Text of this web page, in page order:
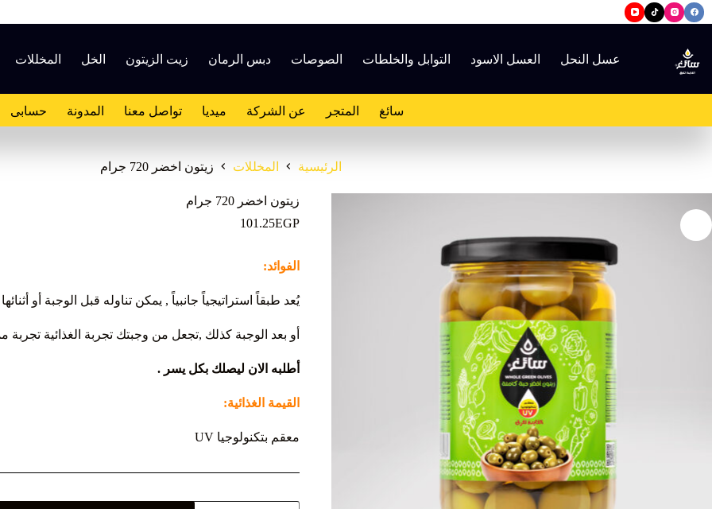
التجاوز
إلى
عسل النحل
العسل الاسود التوابل والخلطات الصوصات دبس الرمان زيت الزيتون الخل المخللات
سائغ المتجر عن الشركة ميديا تواصل معنا المدونة حسابى
الرئيسية المخللات زيتون اخضر 720 جرام
زيتون اخضر 720 جرام
101.25EGP
الفوائد:
يُعد طبقاً استراتيجياً جانبياً , يمكن تناوله قبل الوجبة أو أثنائها
أو بعد الوجبة كذلك ,تجعل من وجبتك تجربة الغذائية تجربة
أطلبه الان ليصلك بكل يسر .
القيمة الغذائية:
معقم بتكنولوجيا UV